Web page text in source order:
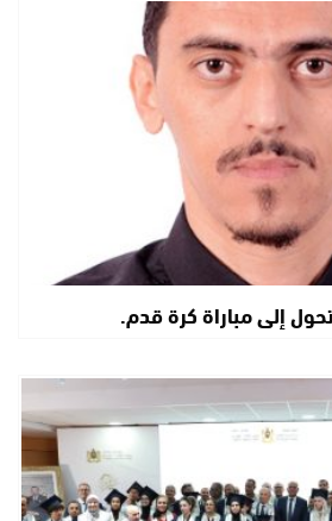
إلى مباراة كرة قدم.